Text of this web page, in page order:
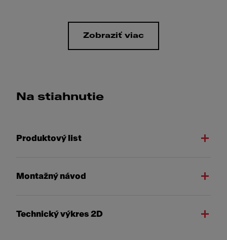
Zobraziť viac
Na stiahnutie
Produktový list
Montažný návod
Technický výkres 2D